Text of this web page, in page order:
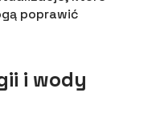
poprawić
i wody